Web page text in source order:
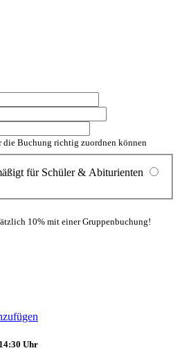
Buchung richtig zuordnen können
für Schüler & Abiturienten
10% mit einer Gruppenbuchung!
Uhr